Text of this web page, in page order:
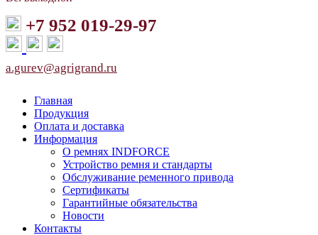
+7 952 019-29-97
a.gurev@agrigrand.ru
Главная
Продукция
Оплата и доставка
Информация
О ремнях INDFORCE
Устройство ремня и стандарты
Обслуживание ременного привода
Сертификаты
Гарантийные обязательства
Новости
Контакты